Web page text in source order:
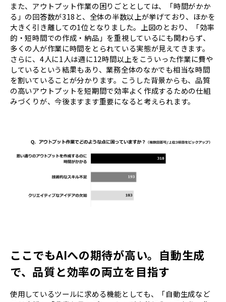
また、アウトプット作業の困りごととしては、「時間がかか
る」の回答数が318と、全体の半数以上が挙げており、ほかを
大きく引き離しての1位となりました。上図のとおり、「効率
的・短時間での作成・納品」を重視しているにも関わらず、
多くの人が作業に時間をとられている実態が見えてきます。
さらに、4人に1人は週に12時間以上をこういった作業に費や
しているという結果もあり、業務全体のなかでも相当な時間
を割いていることが分かります。こうした背景からも、品質
の高いアウトプットを短期間で効率よく作成するための仕組
みづくりが、今後ますます重要になると考えられます。
ここでもAIへの期待が高い。自動生成
で、品質と効率の両立を目指す
使用しているツールに求める機能としても、「自動生成など